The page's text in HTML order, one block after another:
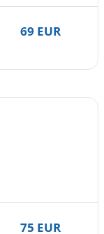
69 EUR
75 EUR